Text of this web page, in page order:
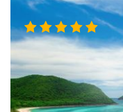
5.00out